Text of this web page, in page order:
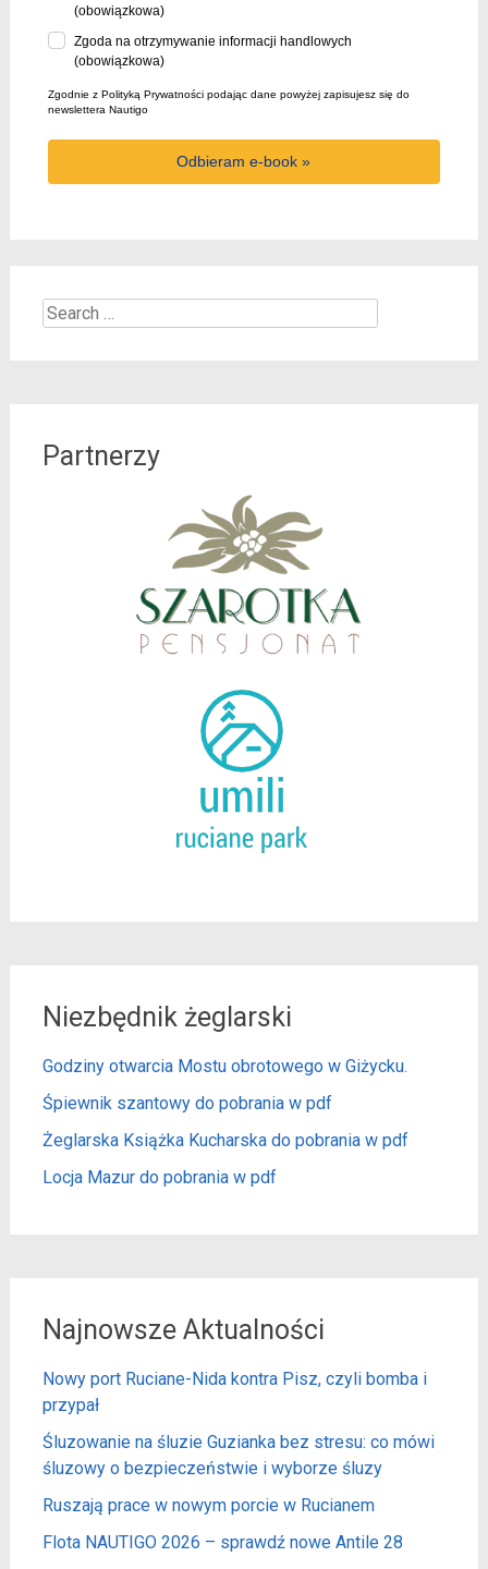
(obowiązkowa)
Zgoda na otrzymywanie informacji handlowych
(obowiązkowa)
Zgodnie z Polityką Prywatności podając dane powyżej zapisujesz się do
newslettera Nautigo
Odbieram e-book »
Search
Partnerzy
Niezbędnik żeglarski
Godziny otwarcia Mostu obrotowego w Giżycku.
Śpiewnik szantowy do pobrania w pdf
Żeglarska Książka Kucharska do pobrania w pdf
Locja Mazur do pobrania w pdf
Najnowsze Aktualności
Nowy port Ruciane-Nida kontra Pisz, czyli bomba i
przypał
Śluzowanie na śluzie Guzianka bez stresu: co mówi
śluzowy o bezpieczeństwie i wyborze śluzy
Ruszają prace w nowym porcie w Rucianem
Flota NAUTIGO 2026 – sprawdź nowe Antile 28